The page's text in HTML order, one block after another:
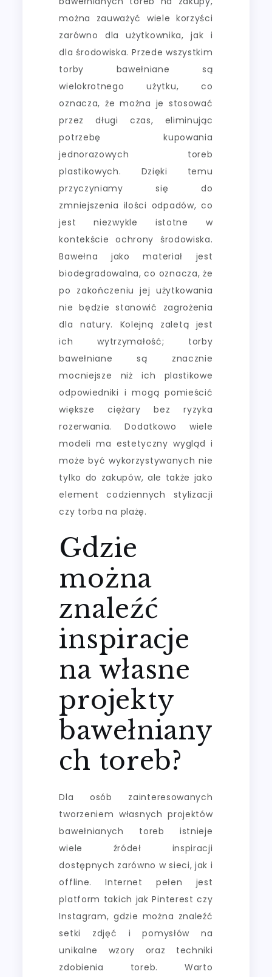
można zauważyć wiele korzyści
zarówno dla użytkownika, jak i
dla środowiska. Przede wszystkim
torby bawełniane są
wielokrotnego użytku, co
oznacza, że można je stosować
przez długi czas, eliminując
potrzebę kupowania
jednorazowych toreb
plastikowych. Dzięki temu
przyczyniamy się do
zmniejszenia ilości odpadów, co
jest niezwykle istotne w
kontekście ochrony środowiska.
Bawełna jako materiał jest
biodegradowalna, co oznacza, że
po zakończeniu jej użytkowania
nie będzie stanowić zagrożenia
dla natury. Kolejną zaletą jest
ich wytrzymałość; torby
bawełniane są znacznie
mocniejsze niż ich plastikowe
odpowiedniki i mogą pomieścić
większe ciężary bez ryzyka
rozerwania. Dodatkowo wiele
modeli ma estetyczny wygląd i
może być wykorzystywanych nie
tylko do zakupów, ale także jako
element codziennych stylizacji
czy torba na plażę.
Gdzie
można
znaleźć
inspiracje
na własne
projekty
bawełniany
ch toreb?
Dla osób zainteresowanych
tworzeniem własnych projektów
bawełnianych toreb istnieje
wiele źródeł inspiracji
dostępnych zarówno w sieci, jak i
offline. Internet pełen jest
platform takich jak Pinterest czy
Instagram, gdzie można znaleźć
setki zdjęć i pomysłów na
unikalne wzory oraz techniki
zdobienia toreb. Warto